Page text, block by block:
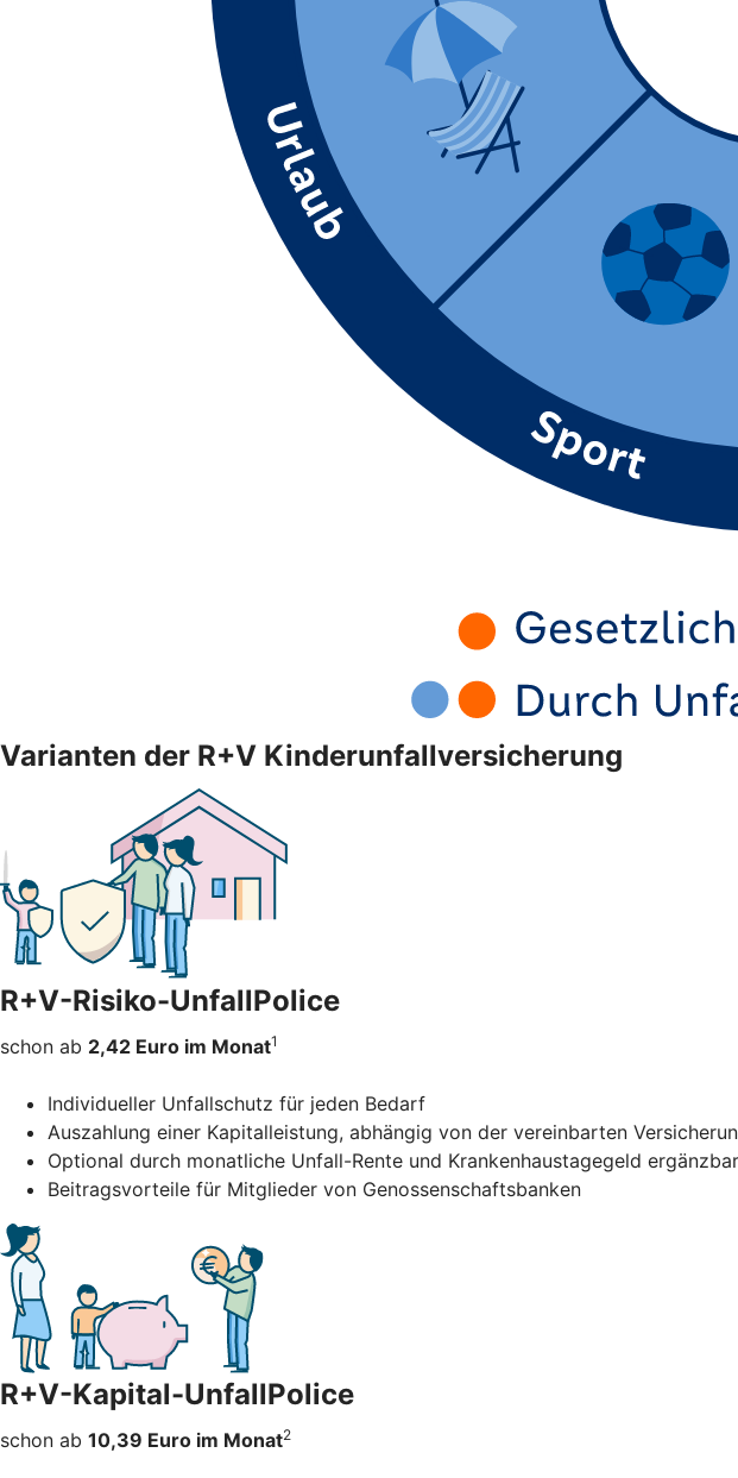
Varianten der R+V Kinderunfallversicherung
R+V-Risiko-UnfallPolice
schon ab 2,42 Euro im Monat1
Individueller Unfallschutz für jeden Bedarf
Auszahlung einer Kapitalleistung, abhängig von der vereinbarten
Optional durch monatliche Unfall-Rente und Krankenhaustagegeld ergänzbar
Beitragsvorteile für Mitglieder von Genossenschaftsbanken
R+V-Kapital-UnfallPolice
schon ab 10,39 Euro im Monat2